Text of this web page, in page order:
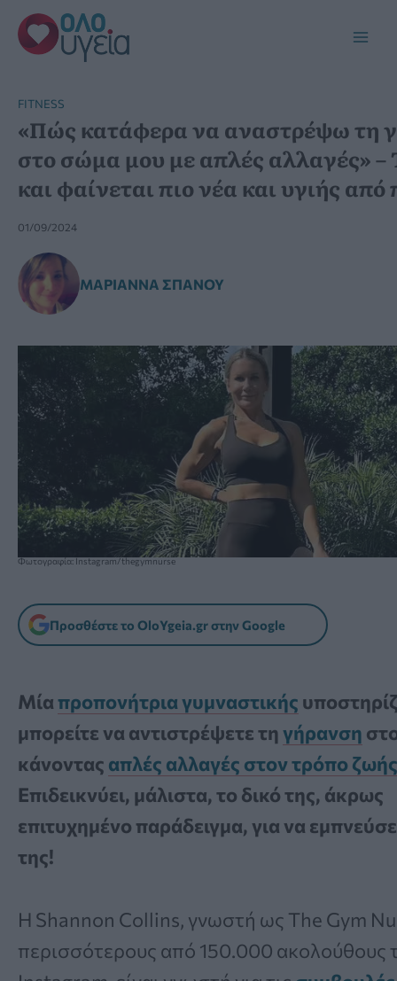
Μετάβαση
στο
περιεχόμενο
FITNESS
«Πώς κατάφερα να αναστρέψω τη
στο σώμα μου με απλές αλλαγές» –
και φαίνεται πιο νέα και υγιής από
01/09/2024
ΜΑΡΙΆΝΝΑ ΣΠΑΝΟΎ
Φωτογραφία: Instagram/thegymnurse
Προσθέστε το OloYgeia.gr στην Google
Μίαπροπονήτρια γυμναστικής
μπορείτε να αντιστρέψετε τηγήρανση
κάνοντας απλές αλλαγές στον τρόπο
Επιδεικνύει, μάλιστα, το δικό της, άκρως
επιτυχημένο παράδειγμα, για να
της!
Η Shannon Collins, γνωστή ως The Gym
περισσότερους από 150.000 ακολούθους